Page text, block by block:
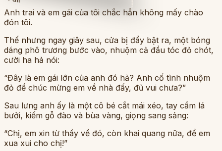
Anh trai và em gái của tôi chắc hẳn không mấy chào
đón tôi.
Thế nhưng ngay giây sau, cửa bị đẩy bật ra, một bóng
dáng phô trương bước vào, nhuộm cả đầu tóc đỏ chót,
cười ha hả nói:
“Đây là em gái lớn của anh đó hả? Anh cố tình nhuộm
đỏ để chúc mừng em về nhà đấy, đủ vui chưa?”
Sau lưng anh ấy là một cô bé cắt mái xéo, tay cầm lá
bưởi, kiếm gỗ đào và bùa vàng, giọng sang sảng:
“Chị, em xin từ thầy về đó, còn khai quang nữa, để em
xua xui cho chị!”